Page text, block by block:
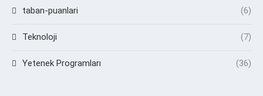
taban-puanlari (6)
Teknoloji (7)
Yetenek Programları (36)